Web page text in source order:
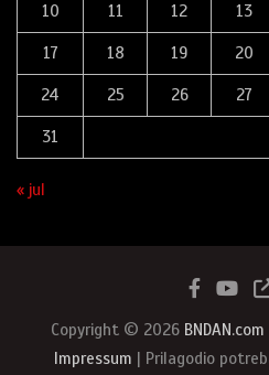
10 11 12 13
17 18 19 20
24 25 26 27
31
« jul
Copyright © 2026 BNDAN.com
Impressum | Prilagodio